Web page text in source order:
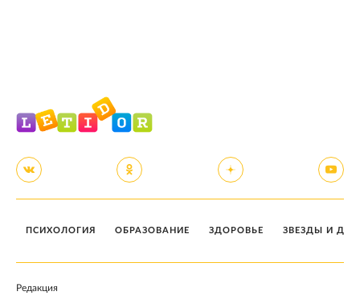
ПСИХОЛОГИЯ ОБРАЗОВАНИЕ ЗДОРОВЬЕ ЗВЕЗДЫ И
Редакция